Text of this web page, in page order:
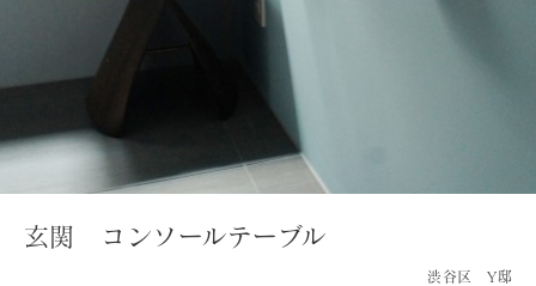
玄関 コンソールテーブル
渋谷区 Y邸